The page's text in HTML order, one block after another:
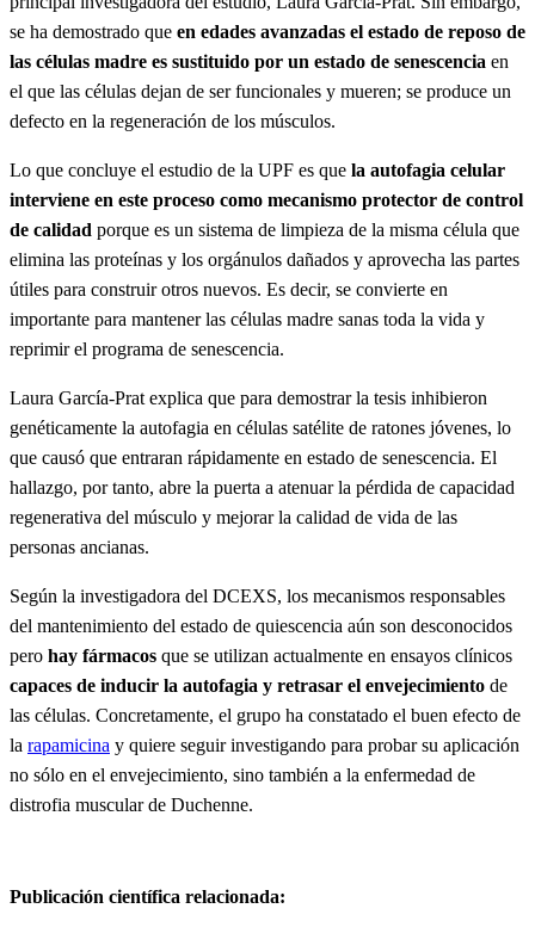
se ha demostrado que en edades avanzadas el estado de reposo de
las células madre es sustituido por un estado de senescencia en
el que las células dejan de ser funcionales y mueren; se produce un
defecto en la regeneración de los músculos.
Lo que concluye el estudio de la UPF es que la autofagia celular
interviene en este proceso como mecanismo protector de control
de calidad porque es un sistema de limpieza de la misma célula que
elimina las proteínas y los orgánulos dañados y aprovecha las partes
útiles para construir otros nuevos. Es decir, se convierte en
importante para mantener las células madre sanas toda la vida y
reprimir el programa de senescencia.
Laura García-Prat explica que para demostrar la tesis inhibieron
genéticamente la autofagia en células satélite de ratones jóvenes, lo
que causó que entraran rápidamente en estado de senescencia. El
hallazgo, por tanto, abre la puerta a atenuar la pérdida de capacidad
regenerativa del músculo y mejorar la calidad de vida de las
personas ancianas.
Según la investigadora del DCEXS, los mecanismos responsables
del mantenimiento del estado de quiescencia aún son desconocidos
pero hay fármacos que se utilizan actualmente en ensayos clínicos
capaces de inducir la autofagia y retrasar el envejecimiento de
las células. Concretamente, el grupo ha constatado el buen efecto de
la rapamicina y quiere seguir investigando para probar su aplicación
no sólo en el envejecimiento, sino también a la enfermedad de
distrofia muscular de Duchenne.
Publicación científica relacionada: